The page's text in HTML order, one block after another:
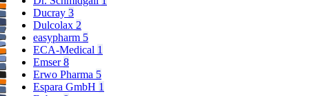
Ducray 3
Dulcolax 2
easypharm 5
ECA-Medical 1
Emser8
Erwo Pharma 5
Espara GmbH 1